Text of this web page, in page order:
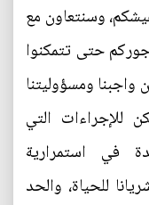
وسنتعاون مع
حتى تتمكنوا
واجبنا ومسؤوليتنا
للإجراءات التي
في استمرارية
للحياة، والحد